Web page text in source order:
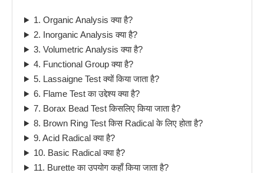
1. Organic Analysis क्या है?
2. Inorganic Analysis क्या है?
3. Volumetric Analysis क्या है?
4. Functional Group क्या है?
5. Lassaigne Test क्यों किया जाता है?
6. Flame Test का उद्देश्य क्या है?
7. Borax Bead Test किसलिए किया जाता है?
8. Brown Ring Test किस Radical के लिए होता है?
9. Acid Radical क्या है?
10. Basic Radical क्या है?
11. Burette का उपयोग कहाँ किया जाता है?